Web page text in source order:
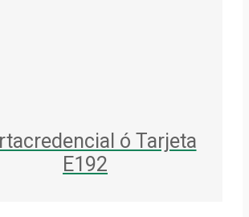
ó Tarjeta
E192